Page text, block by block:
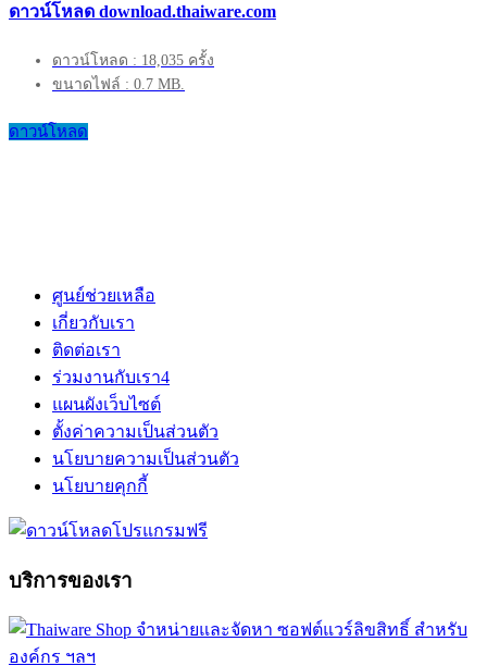
ดาวน์โหลด download.thaiware.com
ดาวน์โหลด : 18,035 ครั้ง
ขนาดไฟล์ : 0.7 MB.
ดาวน์โหลด
ศูนย์ช่วยเหลือ
เกี่ยวกับเรา
ติดต่อเรา
ร่วมงานกับเรา4
แผนผังเว็บไซต์
ตั้งค่าความเป็นส่วนตัว
นโยบายความเป็นส่วนตัว
นโยบายคุกกี้
บริการของเรา